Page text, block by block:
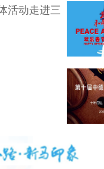
活动走进三